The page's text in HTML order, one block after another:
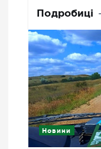
Подробиці
Новини